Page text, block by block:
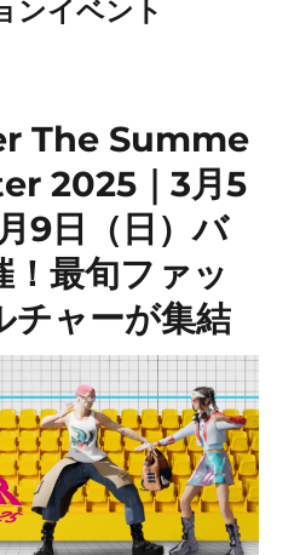
ンイベント
The Summe
2025｜3月5
9日（日）バ
！最旬ファッ
チャーが集結